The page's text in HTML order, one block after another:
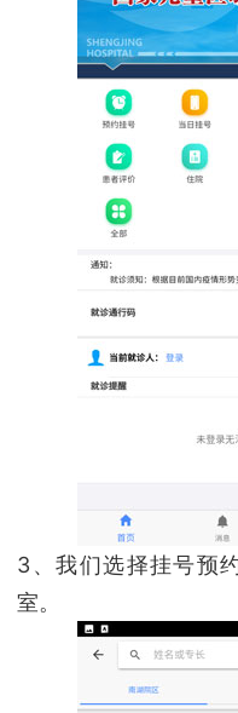
3、我们选择挂号预
室。